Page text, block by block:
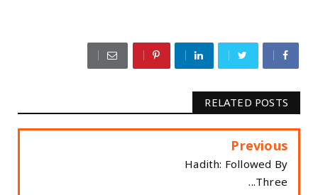
RELATED POSTS
Previous
Hadith: Followed By
Three...